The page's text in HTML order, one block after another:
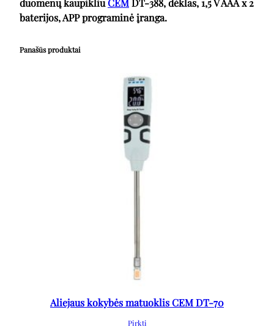
baterijos, APP programinė įranga.
Panašūs produktai
Aliejaus kokybės matuoklis CEM DT-70
Pirkti